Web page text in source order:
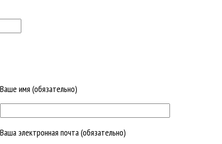
Ваше имя (обязательно)
Ваша электронная почта (обязательно)